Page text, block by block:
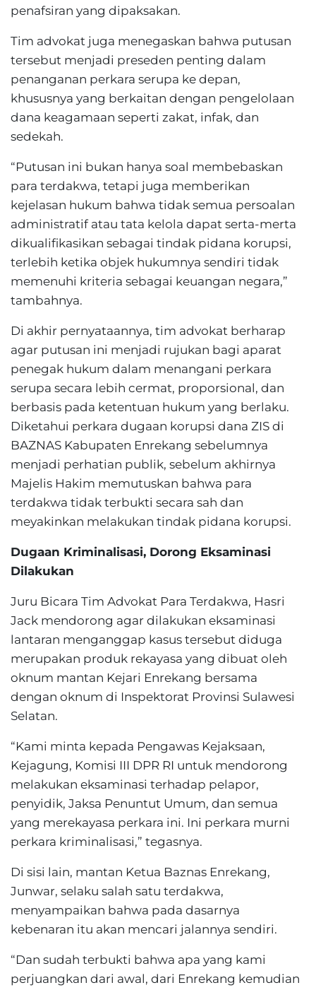
penafsiran yang dipaksakan.
Tim advokat juga menegaskan bahwa putusan
tersebut menjadi preseden penting dalam
penanganan perkara serupa ke depan,
khususnya yang berkaitan dengan pengelolaan
dana keagamaan seperti zakat, infak, dan
sedekah.
“Putusan ini bukan hanya soal membebaskan
para terdakwa, tetapi juga memberikan
kejelasan hukum bahwa tidak semua persoalan
administratif atau tata kelola dapat serta-merta
dikualifikasikan sebagai tindak pidana korupsi,
terlebih ketika objek hukumnya sendiri tidak
memenuhi kriteria sebagai keuangan negara,”
tambahnya.
Di akhir pernyataannya, tim advokat berharap
agar putusan ini menjadi rujukan bagi aparat
penegak hukum dalam menangani perkara
serupa secara lebih cermat, proporsional, dan
berbasis pada ketentuan hukum yang berlaku.
Diketahui perkara dugaan korupsi dana ZIS di
BAZNAS Kabupaten Enrekang sebelumnya
menjadi perhatian publik, sebelum akhirnya
Majelis Hakim memutuskan bahwa para
terdakwa tidak terbukti secara sah dan
meyakinkan melakukan tindak pidana korupsi.
Dugaan Kriminalisasi, Dorong Eksaminasi
Dilakukan
Juru Bicara Tim Advokat Para Terdakwa, Hasri
Jack mendorong agar dilakukan eksaminasi
lantaran menganggap kasus tersebut diduga
merupakan produk rekayasa yang dibuat oleh
oknum mantan Kejari Enrekang bersama
dengan oknum di Inspektorat Provinsi Sulawesi
Selatan.
“Kami minta kepada Pengawas Kejaksaan,
Kejagung, Komisi III DPR RI untuk mendorong
melakukan eksaminasi terhadap pelapor,
penyidik, Jaksa Penuntut Umum, dan semua
yang merekayasa perkara ini. Ini perkara murni
perkara kriminalisasi,” tegasnya.
Di sisi lain, mantan Ketua Baznas Enrekang,
Junwar, selaku salah satu terdakwa,
menyampaikan bahwa pada dasarnya
kebenaran itu akan mencari jalannya sendiri.
“Dan sudah terbukti bahwa apa yang kami
perjuangkan dari awal, dari Enrekang kemudian